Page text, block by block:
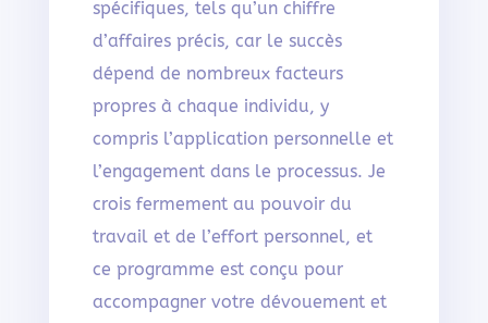
spécifiques, tels qu’un chiffre
d’affaires précis, car le succès
dépend de nombreux facteurs
propres à chaque individu, y
compris l’application personnelle et
l’engagement dans le processus. Je
crois fermement au pouvoir du
travail et de l’effort personnel, et
ce programme est conçu pour
accompagner votre dévouement et